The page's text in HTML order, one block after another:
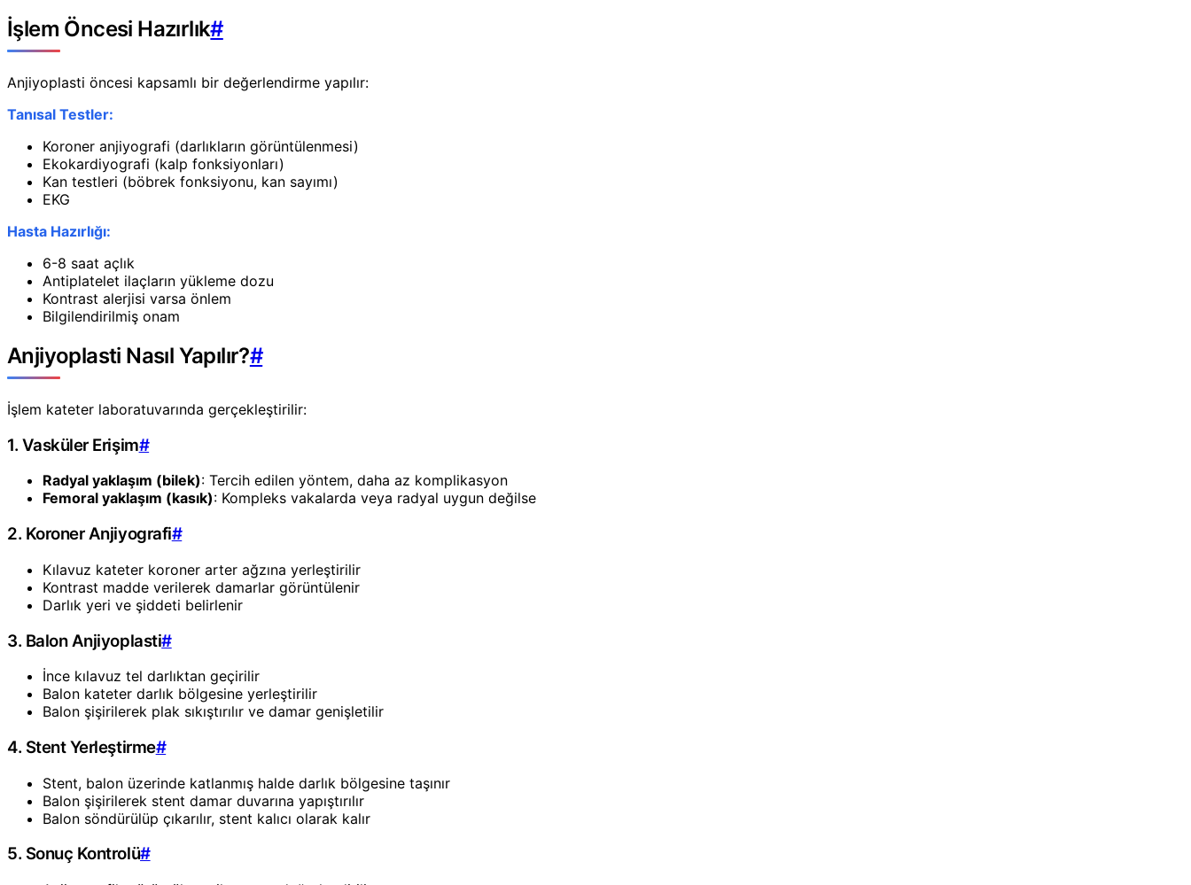
İşlem Öncesi Hazırlık#
Anjiyoplasti öncesi kapsamlı bir değerlendirme yapılır:
Tanısal Testler:
Koroner anjiyografi (darlıkların görüntülenmesi)
Ekokardiyografi (kalp fonksiyonları)
Kan testleri (böbrek fonksiyonu, kan sayımı)
EKG
Hasta Hazırlığı:
6-8 saat açlık
Antiplatelet ilaçların yükleme dozu
Kontrast alerjisi varsa önlem
Bilgilendirilmiş onam
Anjiyoplasti Nasıl Yapılır?#
İşlem kateter laboratuvarında gerçekleştirilir:
1. Vasküler Erişim#
Radyal yaklaşım (bilek): Tercih edilen yöntem, daha az komplikasyon
Femoral yaklaşım (kasık): Kompleks vakalarda veya radyal uygun değilse
2. Koroner Anjiyografi#
Kılavuz kateter koroner arter ağzına yerleştirilir
Kontrast madde verilerek damarlar görüntülenir
Darlık yeri ve şiddeti belirlenir
3. Balon Anjiyoplasti#
İnce kılavuz tel darlıktan geçirilir
Balon kateter darlık bölgesine yerleştirilir
Balon şişirilerek plak sıkıştırılır ve damar genişletilir
4. Stent Yerleştirme#
Stent, balon üzerinde katlanmış halde darlık bölgesine taşınır
Balon şişirilerek stent damar duvarına yapıştırılır
Balon söndürülüp çıkarılır, stent kalıcı olarak kalır
5. Sonuç Kontrolü#